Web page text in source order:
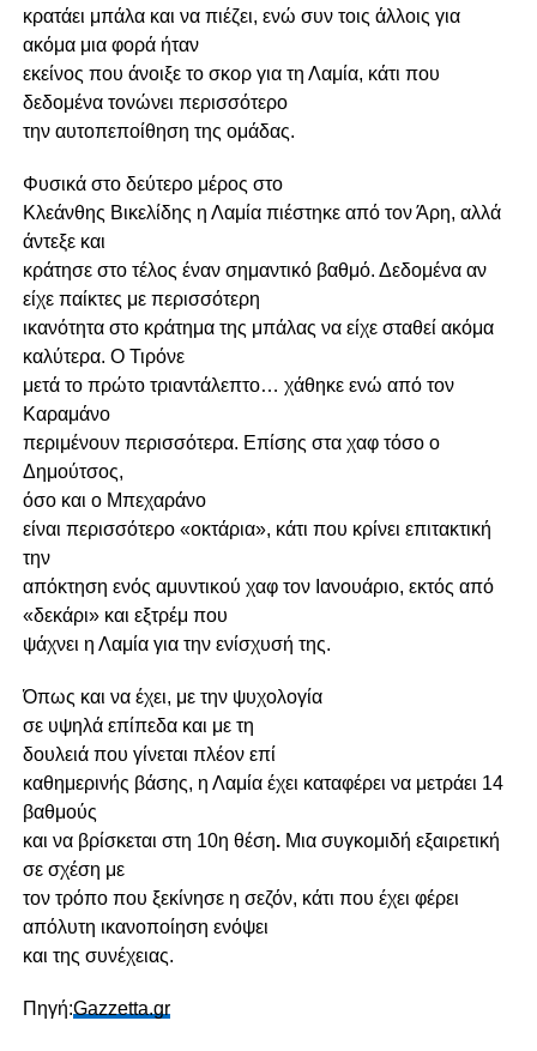
κρατάει μπάλα και να πιέζει, ενώ συν τοις άλλοις για
ακόμα μια φορά ήταν
εκείνος που άνοιξε το σκορ για τη Λαμία, κάτι που
δεδομένα τονώνει περισσότερο
την αυτοπεποίθηση της ομάδας.
Φυσικά στο δεύτερο μέρος στο
Κλεάνθης Βικελίδης η Λαμία πιέστηκε από τον Άρη, αλλά
άντεξε και
κράτησε στο τέλος έναν σημαντικό βαθμό. Δεδομένα αν
είχε παίκτες με περισσότερη
ικανότητα στο κράτημα της μπάλας να είχε σταθεί ακόμα
καλύτερα. Ο Τιρόνε
μετά το πρώτο τριαντάλεπτο… χάθηκε ενώ από τον
Καραμάνο
περιμένουν περισσότερα. Επίσης στα χαφ τόσο ο
Δημούτσος,
όσο και ο Μπεχαράνο
είναι περισσότερο «οκτάρια», κάτι που κρίνει επιτακτική
την
απόκτηση ενός αμυντικού χαφ τον Ιανουάριο, εκτός από
«δεκάρι» και εξτρέμ που
ψάχνει η Λαμία για την ενίσχυσή της.
Όπως και να έχει, με την ψυχολογία
σε υψηλά επίπεδα και με τη
δουλειά που γίνεται πλέον επί
καθημερινής βάσης, η Λαμίαέχει καταφέρει να μετράει 14
βαθμούς
και να βρίσκεται στη 10η θέση. Μια συγκομιδή εξαιρετική
σε σχέση με
τον τρόπο που ξεκίνησε η σεζόν, κάτι που έχει φέρει
απόλυτη ικανοποίηση ενόψει
και της συνέχειας.
Πηγή:Gazzetta.gr